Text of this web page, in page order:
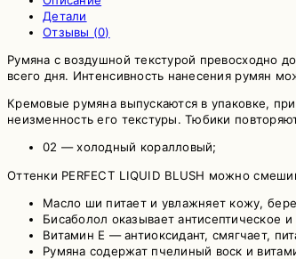
SHIK
Perfect
blush
(02)
Детали
Отзывы (0)
Румяна с воздушной текстурой превосходно
всего дня. Интенсивность нанесения румян
Кремовые румяна выпускаются в упаковке,
неизменность его текстуры. Тюбики
02 — холодный коралловый;
Оттенки PERFECT LIQUID BLUSH можно
Масло ши питает и увлажняет кожу,
Бисаболол оказывает антисептическое
Витамин Е — антиоксидант, смягчает,
Румяна содержат пчелиный воск и